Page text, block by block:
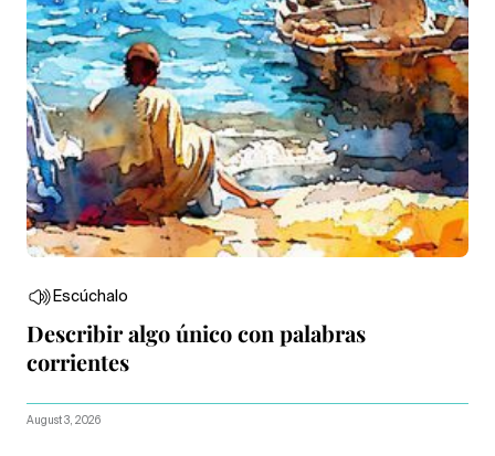
Escúchalo
Describir algo único con palabras
corrientes
August 3, 2026